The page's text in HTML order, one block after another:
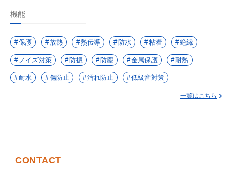
機能
保護 放熱 熱伝導 防水 粘着 絶縁
ノイズ対策 防振 防塵 金属保護 耐熱
耐水 傷防止 汚れ防止 低級音対策
一覧はこちら
CONTACT